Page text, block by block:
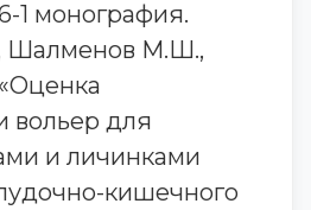
1 монография.
Шалменов М.Ш.,
вольер для
и личинками
кишечного